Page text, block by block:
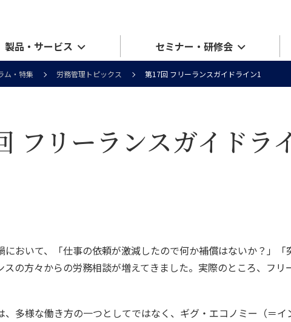
製品・サービス セミナー・研修会
ム・特集 労務管理トピックス 第17回 フリーランスガイドライン1
フリーランスガイドラ
において、「仕事の依頼が激減したので何か補償はないか？」
スの方々からの労務相談が増えてきました。実際のところ、フ
、多様な働き方の一つとしてではなく、ギグ・エコノミー（＝